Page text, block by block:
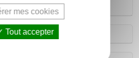
mes cookies
Tout accepter